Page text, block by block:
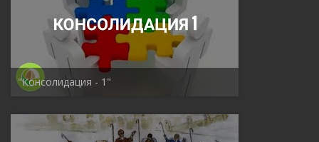
"Консолидация - 1"